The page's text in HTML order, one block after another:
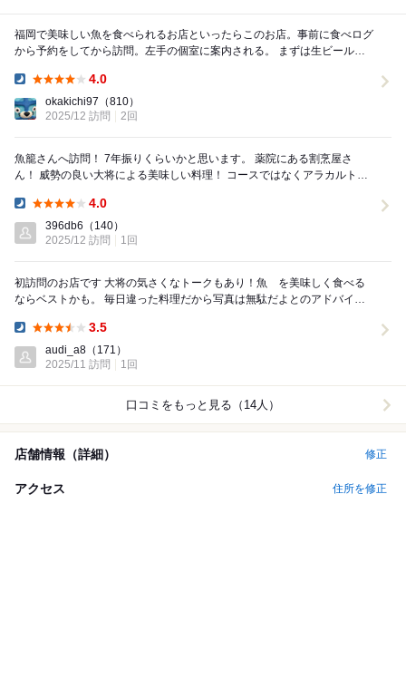
福岡で美味しい魚を食べられるお店といったらこのお店。事前に食べログ
から予約をしてから訪問。左手の個室に案内される。 まずは生ビールで
4.0
okakichi97 （810）
2025/12 訪問
2回
魚籠さんへ訪問！ 7年振りくらいかと思います。 薬院にある割烹屋さ
ん！ 威勢の良い大将による美味しい料理！ コースではなくアラカルト
4.0
396db6 （140）
2025/12 訪問
1回
初訪問のお店です 大将の気さくなトークもあり！魚 を美味しく食べる
ならベストかも。 毎日違った料理だから写真は無駄だよとのアドバイス
3.5
audi_a8 （171）
2025/11 訪問
1回
口コミをもっと見る（14人）
店舗情報（詳細） 修正
アクセス 住所を修正